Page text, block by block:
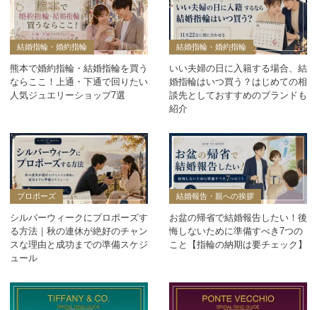
結婚指輪・婚約指輪
熊本で婚約指輪・結婚指輪を買う
ならここ！上通・下通で回りたい
人気ジュエリーショップ7選
結婚指輪・婚約指輪
いい夫婦の日に入籍する場合、結
婚指輪はいつ買う？はじめての相
談先としておすすめのブランドも
紹介
プロポーズ
シルバーウィークにプロポーズす
る方法｜秋の連休が絶好のチャン
スな理由と成功までの準備スケジ
ュール
結婚報告・親への挨拶
お盆の帰省で結婚報告したい！後
悔しないために準備すべき7つの
こと【指輪の納期は要チェック】